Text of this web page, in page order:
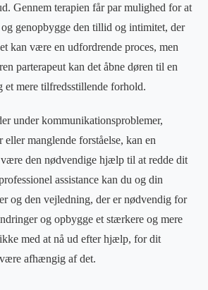
Gennem terapien får par mulighed for at
og genopbygge den tillid og intimitet, der
kan være en udfordrende proces, men
parterapeut kan det åbne døren til en
et mere tilfredsstillende forhold.
under kommunikationsproblemer,
eller manglende forståelse, kan en
være den nødvendige hjælp til at redde dit
assistance kan du og din
og den vejledning, der er nødvendig for
og opbygge et stærkere og mere
med at nå ud efter hjælp, for dit
afhængig af det.